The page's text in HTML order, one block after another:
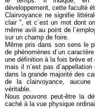
développement, cette faculté
Clairvoyance ne signifie
clair ", et c´est un mot dont
même avili au point de
sur un champ de foire.
Même pris dans son sens le
de phénomènes d´un
une définition à la fois brève
mais il n´est pas
dans la grande majorité des
de la clairvoyance,
véritable.
Nous pouvons peut-être la
caché à la vue physique